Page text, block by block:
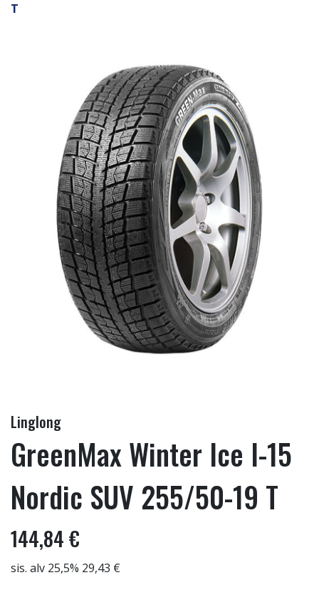
T
Linglong
GreenMax Winter Ice I-15
Nordic SUV 255/50-19 T
144,84 €
sis. alv 25,5% 29,43 €